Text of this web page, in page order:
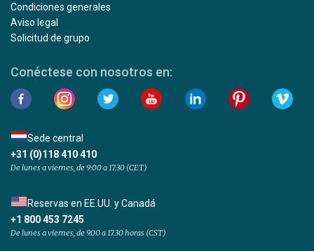
Condiciones generales
Aviso legal
Solicitud de grupo
Conéctese con nosotros en:
Sede central
+31 (0)118 410 410
De lunes a viernes, de 9:00 a 17:30 (CET)
Reservas en EE.UU. y Canadá
+1 800 453 7245
De lunes a viernes, de 9.00 a 17.30 horas (CST)